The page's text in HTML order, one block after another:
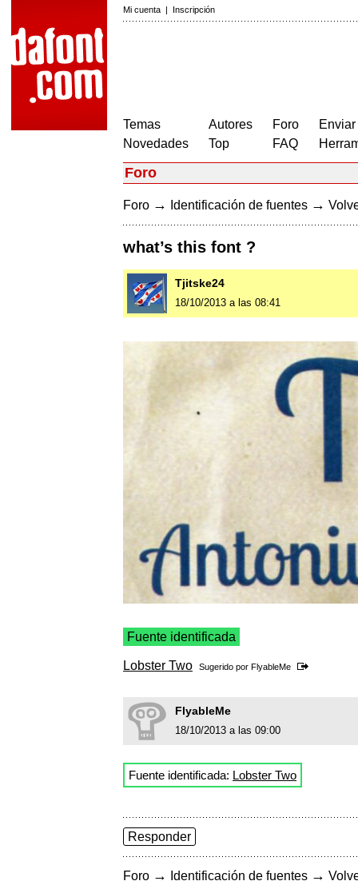
Mi cuenta | Inscripción
Temas
Novedades
Autores
Top
Foro
FAQ
Foro
Foro → Identificación de fuentes →
what’s this font ?
Tjitske24
18/10/2013 a las 08:41
Fuente identificada
Lobster Two Sugerido por FlyableMe
FlyableMe
18/10/2013 a las 09:00
Fuente identificada: Lobster Two
Responder
Foro → Identificación de fuentes →